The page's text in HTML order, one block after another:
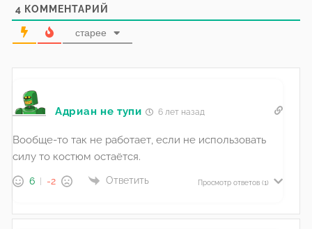
4 КОММЕНТАРИЙ
старее
Адриан не тупи 6 лет назад
Вообще-то так не работает, если не использовать
силу то костюм остаётся.
6 -2 Ответить Просмотр ответов (1)